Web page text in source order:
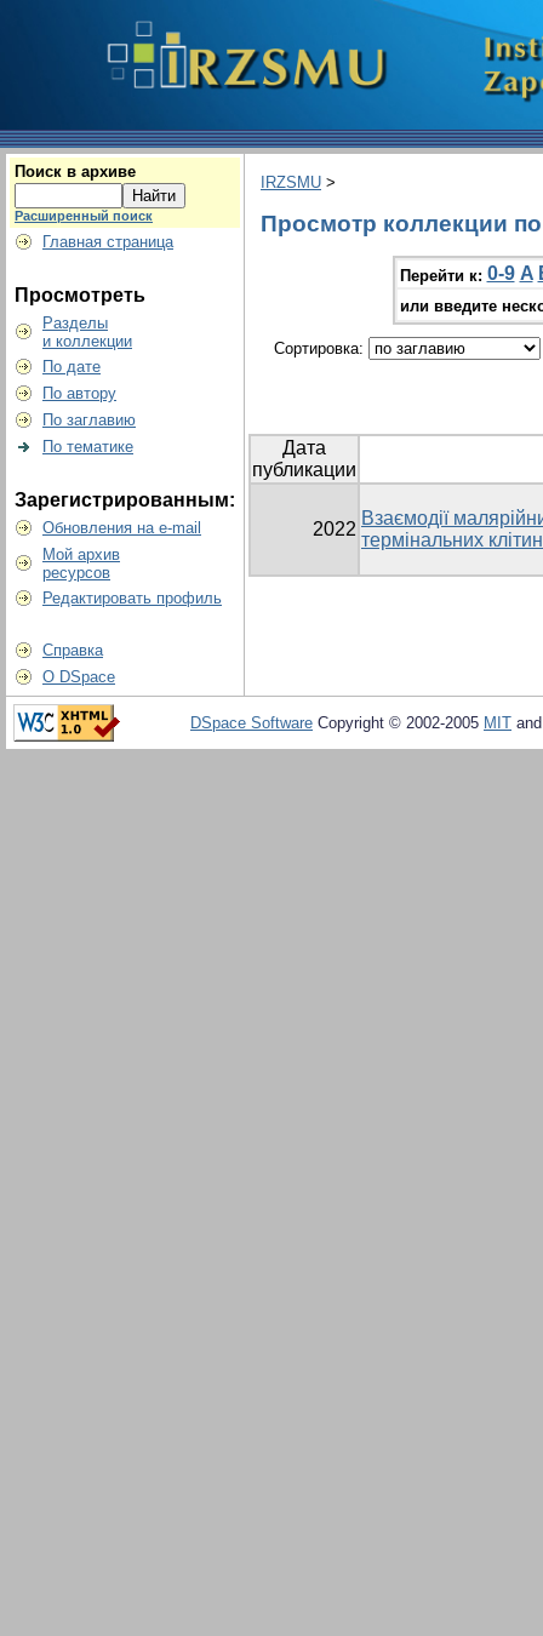
Поиск в архиве
Расширенный поиск
Главная страница
Просмотреть
Разделы
и коллекции
По дате
По автору
По заглавию
По тематике
Зарегистрированным:
Обновления на e-mail
Мой архив
ресурсов
Редактировать профиль
Справка
О DSpace
IRZSMU >
Просмотр коллекции
Перейти к: 0-9 A
или введите
Сортировка:
Дата
публикации
2022
Взаємодії
термінальних
DSpace Software Copyright © 2002-2005 MIT